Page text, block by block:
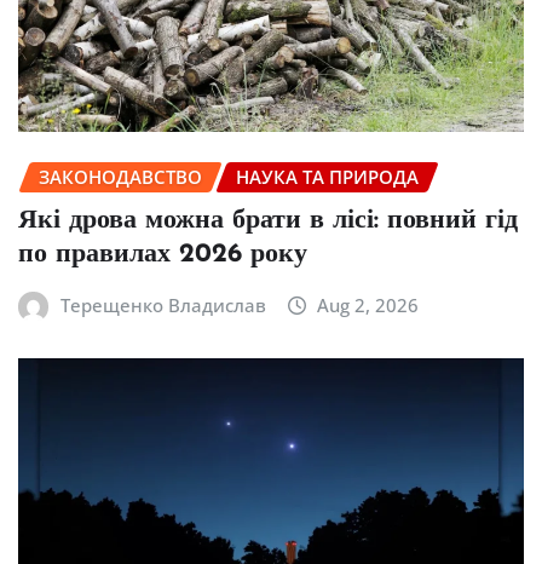
ЗАКОНОДАВСТВО НАУКА ТА ПРИРОДА
Які дрова можна брати в лісі: повний гід
по правилах 2026 року
Терещенко Владислав Aug 2, 2026